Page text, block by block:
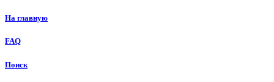
На главную
FAQ
Поиск